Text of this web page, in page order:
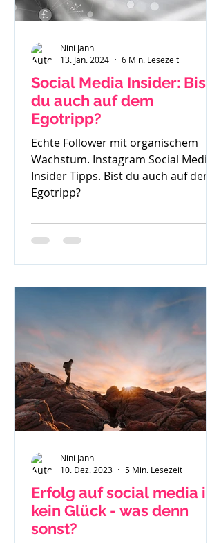
Social Media Insider: Bist
du auch auf dem
Egotripp?
Echte Follower mit organischem
Wachstum. Instagram Social Media
Insider Tipps. Bist du auch auf dem
Egotripp?
Nini Janni
13. Jan. 2024
6 Min. Lesezeit
Erfolg auf social media ist
kein Glück - was denn
sonst?
Nini Janni
10. Dez. 2023
5 Min. Lesezeit